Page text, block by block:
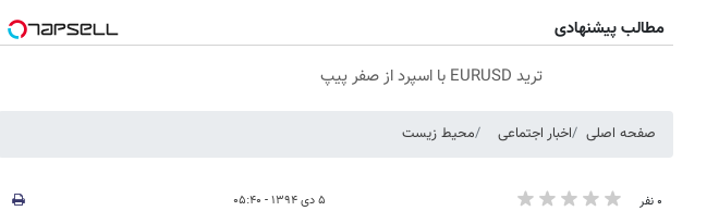
مطالب پیشنهادی
ترید EURUSD با اسپرد از صفر پیپ
صفحه اصلی اخبار اجتماعی محیط زیست
۰ نفر ۵ دی ۱۳۹۴ - ۰۵:۴۰